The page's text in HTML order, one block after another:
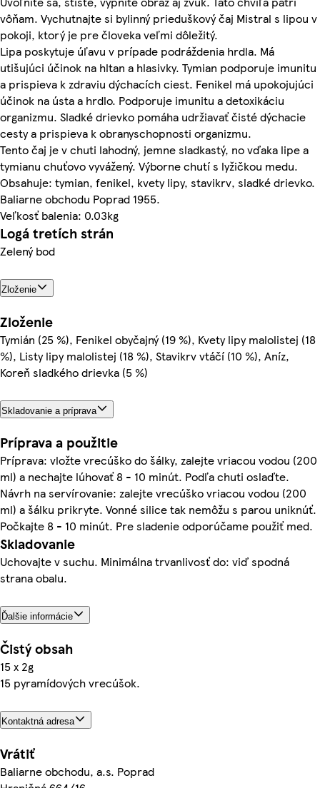
vôňam. Vychutnajte si bylinný prieduškový čaj Mistral s lipou v
pokoji, ktorý je pre človeka veľmi dôležitý.
Lipa poskytuje úľavu v prípade podráždenia hrdla. Má
utišujúci účinok na hltan a hlasivky. Tymian podporuje imunitu
a prispieva k zdraviu dýchacích ciest. Fenikel má upokojujúci
účinok na ústa a hrdlo. Podporuje imunitu a detoxikáciu
organizmu. Sladké drievko pomáha udržiavať čisté dýchacie
cesty a prispieva k obranyschopnosti organizmu.
Tento čaj je v chuti lahodný, jemne sladkastý, no vďaka lipe a
tymianu chuťovo vyvážený. Výborne chutí s lyžičkou medu.
Obsahuje: tymian, fenikel, kvety lipy, stavikrv, sladké drievko.
Baliarne obchodu Poprad 1955.
Veľkosť balenia: 0.03kg
Logá tretích strán
Zelený bod
Zloženie
Zloženie
Tymián (25 %), Fenikel obyčajný (19 %), Kvety lipy malolistej (18
%), Listy lipy malolistej (18 %), Stavikrv vtáčí (10 %), Aníz,
Koreň sladkého drievka (5 %)
Skladovanie a príprava
Príprava a použitie
Príprava: vložte vrecúško do šálky, zalejte vriacou vodou (200
ml) a nechajte lúhovať 8 - 10 minút. Podľa chuti oslaďte.
Návrh na servírovanie: zalejte vrecúško vriacou vodou (200
ml) a šálku prikryte. Vonné silice tak nemôžu s parou uniknúť.
Počkajte 8 - 10 minút. Pre sladenie odporúčame použiť med.
Skladovanie
Uchovajte v suchu. Minimálna trvanlivosť do: viď spodná
strana obalu.
Ďalšie informácie
Čistý obsah
15 x 2g
15 pyramídových vrecúšok.
Kontaktná adresa
Vrátiť
Baliarne obchodu, a.s. Poprad